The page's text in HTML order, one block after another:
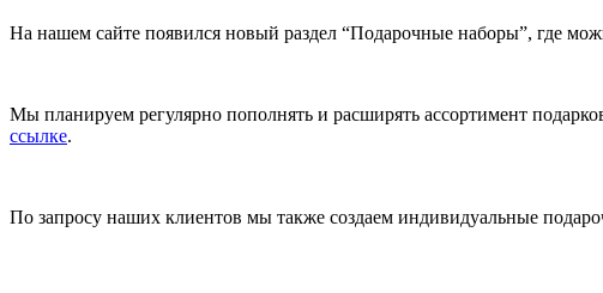
На нашем сайте появился новый раздел “Подарочные наборы”, где
Мы планируем регулярно пополнять и расширять ассортимент
ссылке.
По запросу наших клиентов мы также создаем индивидуальные